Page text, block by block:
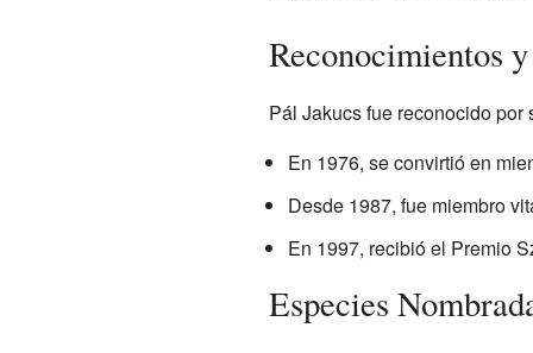
Reconocimientos
Pál Jakucs fue reconocido
En 1976, se convirtió en
Desde 1987, fue miembro
En 1997, recibió el Premio
Especies